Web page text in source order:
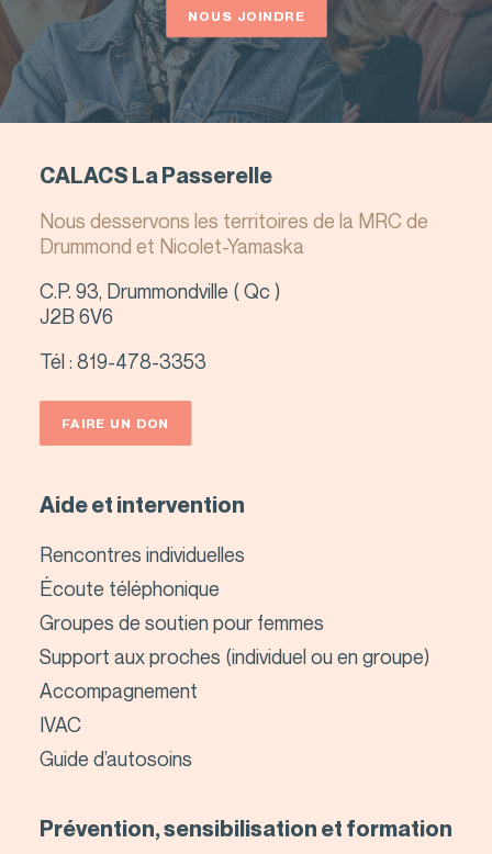
NOUS JOINDRE
CALACS La Passerelle
Nous desservons les territoires de la MRC de
Drummond et Nicolet-Yamaska
C.P. 93, Drummondville ( Qc )
J2B 6V6
Tél : 819-478-3353
FAIRE UN DON
Aide et intervention
Rencontres individuelles
Écoute téléphonique
Groupes de soutien pour femmes
Support aux proches (individuel ou en groupe)
Accompagnement
IVAC
Guide d’autosoins
Prévention, sensibilisation et formation